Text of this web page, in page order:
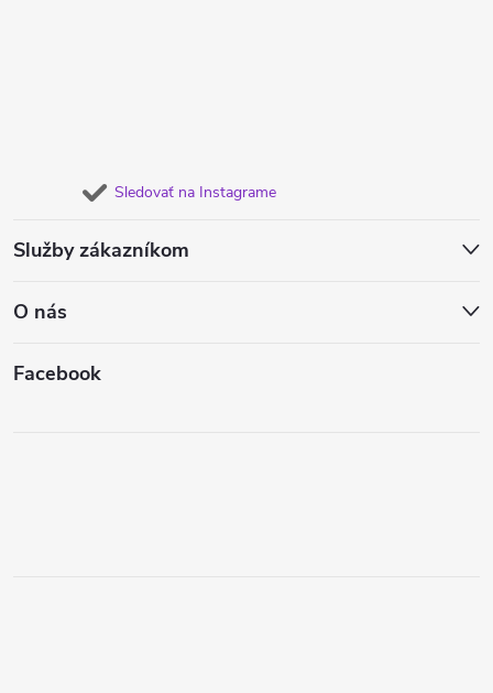
Sledovať na Instagrame
Služby zákazníkom
O nás
Facebook